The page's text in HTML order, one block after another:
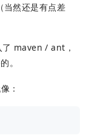
当然还是有点差
maven / ant，
。
：